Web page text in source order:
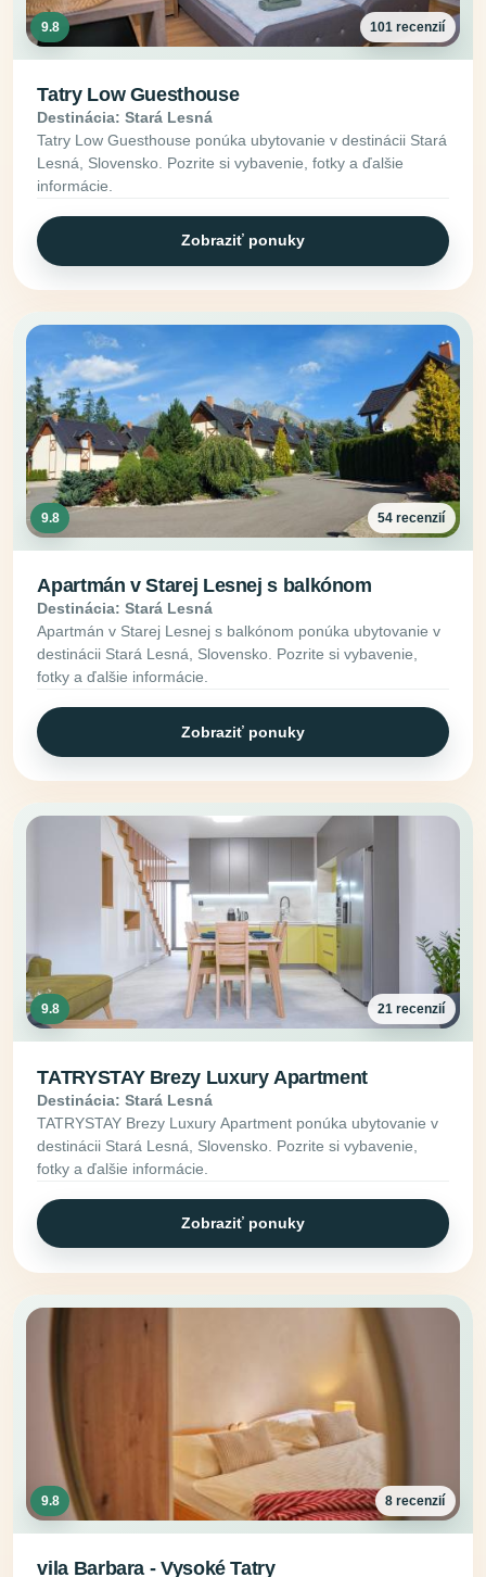
9.8 101 recenzií
Tatry Low Guesthouse
Destinácia: Stará Lesná
Tatry Low Guesthouse ponúka ubytovanie v destinácii Stará
Lesná, Slovensko. Pozrite si vybavenie, fotky a ďalšie
informácie.
Zobraziť ponuky
9.8 54 recenzií
Apartmán v Starej Lesnej s balkónom
Destinácia: Stará Lesná
Apartmán v Starej Lesnej s balkónom ponúka ubytovanie v
destinácii Stará Lesná, Slovensko. Pozrite si vybavenie,
fotky a ďalšie informácie.
Zobraziť ponuky
9.8 21 recenzií
TATRYSTAY Brezy Luxury Apartment
Destinácia: Stará Lesná
TATRYSTAY Brezy Luxury Apartment ponúka ubytovanie v
destinácii Stará Lesná, Slovensko. Pozrite si vybavenie,
fotky a ďalšie informácie.
Zobraziť ponuky
9.8 8 recenzií
vila Barbara - Vysoké Tatry